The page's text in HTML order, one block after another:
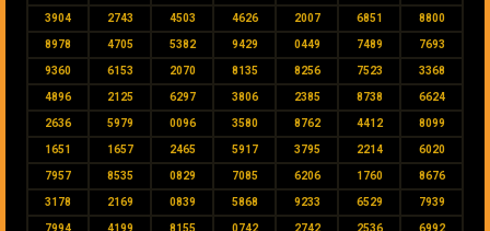
3904 2743 4503 4626 2007 6851 8800
8978 4705 5382 9429 0449 7489 7693
9360 6153 2070 8135 8256 7523 3368
4896 2125 6297 3806 2385 8738 6624
2636 5979 0096 3580 8762 4412 8099
1651 1657 2465 5917 3795 2214 6020
7957 8535 0829 7085 6206 1760 8676
3178 2169 0839 5868 9233 6529 7939